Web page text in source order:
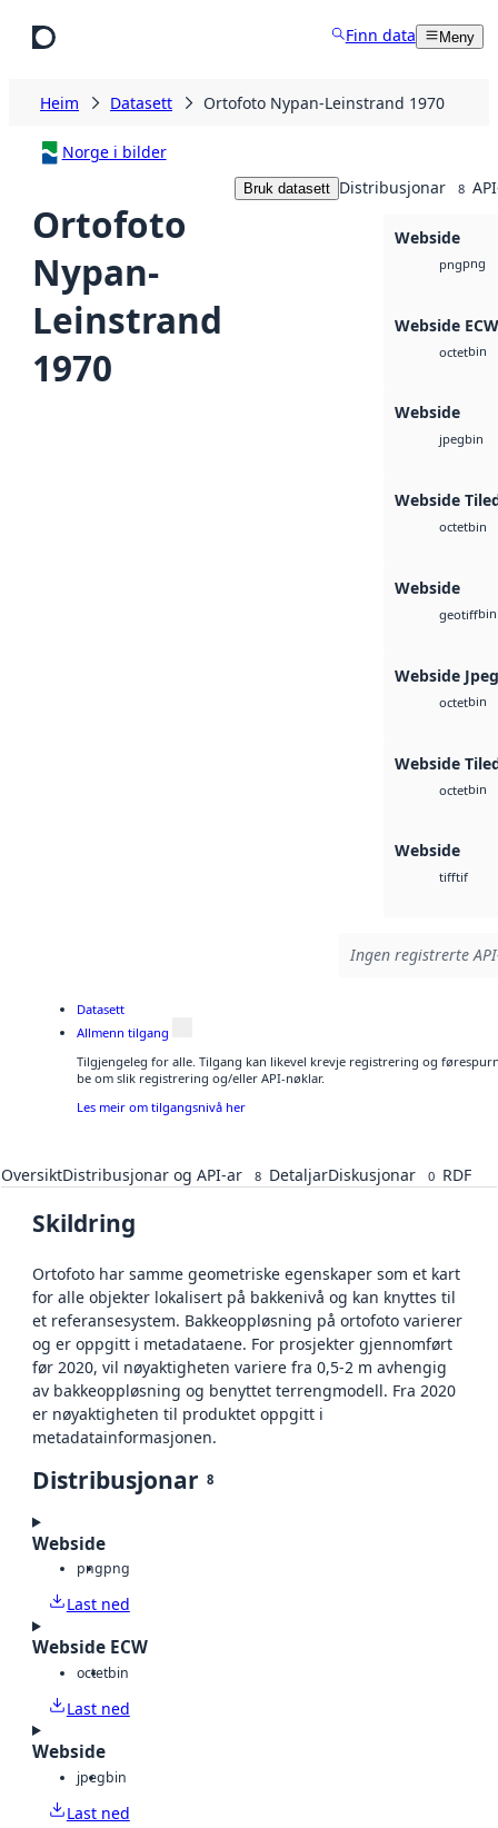
Finn data Meny
Heim Datasett Ortofoto Nypan-Leinstrand 1970
Norge i bilder
Ortofoto
Nypan-
Leinstrand
1970
Bruk datasett Distribusjonar 8
Webside
pngpng
Webside ECW
octetbin
Webside
jpegbin
Webside
octetbin
Webside
geotiffbin
Webside
octetbin
Webside
octetbin
Webside
tifftif
Ingen registrerte
Datasett
Allmenn tilgang
Tilgjengeleg for alle. Tilgang kan likevel krevje registrering og
be om slik registrering og/eller API-nøklar.
Les meir om tilgangsnivå her
OversiktDistribusjonar og API-ar 8 DetaljarDiskusjonar 0 RDF
Skildring
Ortofoto har samme geometriske egenskaper som et kart
for alle objekter lokalisert på bakkenivå og kan knyttes til
et referansesystem. Bakkeoppløsning på ortofoto varierer
og er oppgitt i metadataene. For prosjekter gjennomført
før 2020, vil nøyaktigheten variere fra 0,5-2 m avhengig
av bakkeoppløsning og benyttet terrengmodell. Fra 2020
er nøyaktigheten til produktet oppgitt i
metadatainformasjonen.
Distribusjonar 8
Webside
pngpng
Last ned
Webside ECW
octetbin
Last ned
Webside
jpegbin
Last ned